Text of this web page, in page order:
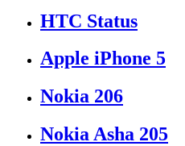
HTC Status
Apple iPhone 5
Nokia 206
Nokia Asha 205